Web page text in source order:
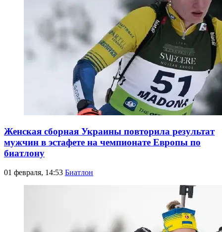
Женская сборная Украины повторила результат
мужчин в эстафете на чемпионате Европы по
биатлону
01 февраля, 14:53 Биатлон